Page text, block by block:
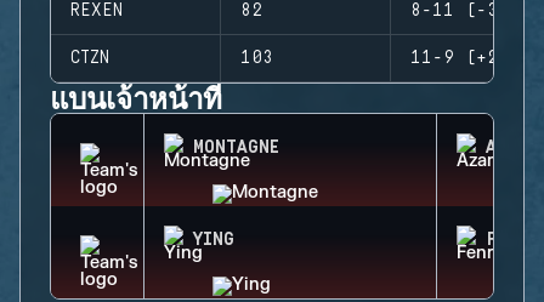
REXEN 82 8-11 (-3)
CTZN 103 11-9 (+2)
แบนเจ้าหน้าที่
MONTAGNE AZAMI
YING